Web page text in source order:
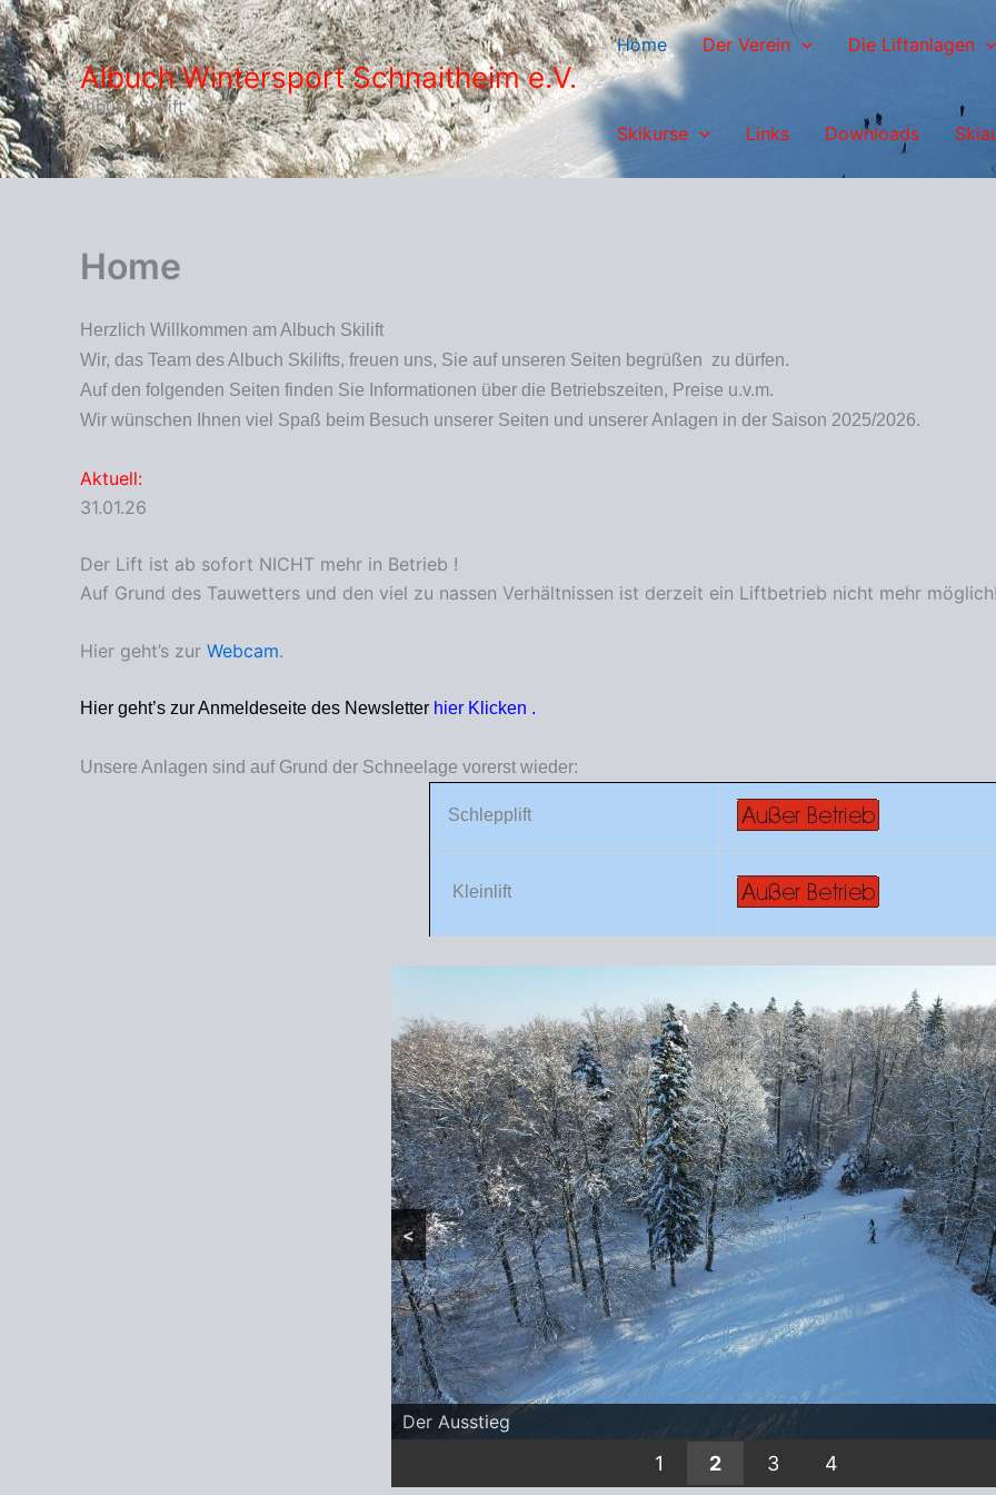
Zum
Inhalt
springen Albuch Wintersport Schnaitheim e.V.
Albuch Skilift
Home Der Verein Die Liftanlagen
Skikurse Links Downloads
Home
Herzlich Willkommen am Albuch Skilift
Wir, das Team des Albuch Skilifts, freuen uns, Sie auf unseren Seiten begrüßen zu dürfen.
Auf den folgenden Seiten finden Sie Informationen über die Betriebszeiten, Preise u.v.m.
Wir wünschen Ihnen viel Spaß beim Besuch unserer Seiten und unserer Anlagen in der Saison 2025/2026.
Aktuell:
31.01.26
Der Lift ist ab sofort NICHT mehr in Betrieb !
Auf Grund des Tauwetters und den viel zu nassen Verhältnissen ist derzeit ein Liftbetrieb nicht mehr
Hier geht’s zur Webcam.
Hier geht’s zur Anmeldeseite des Newsletter hier Klicken .
Unsere Anlagen sind auf Grund der Schneelage vorerst wieder:
Schlepplift
Kleinlift
Der Ausstieg
<
1 2 3 4